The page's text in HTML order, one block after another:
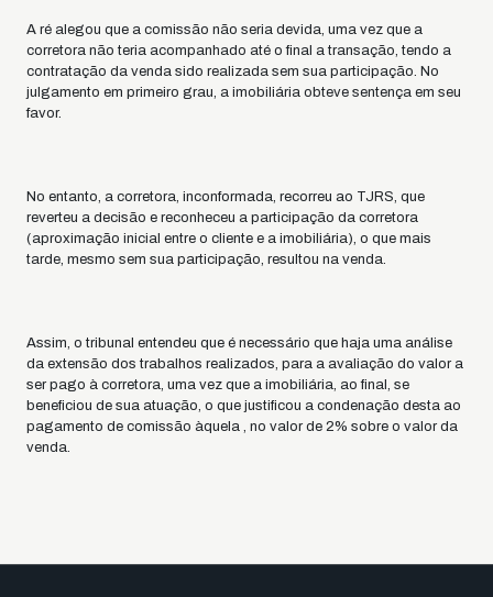
A ré alegou que a comissão não seria devida, uma vez que a
corretora não teria acompanhado até o final a transação, tendo a
contratação da venda sido realizada sem sua participação. No
julgamento em primeiro grau, a imobiliária obteve sentença em seu
favor.
No entanto, a corretora, inconformada, recorreu ao TJRS, que
reverteu a decisão e reconheceu a participação da corretora
(aproximação inicial entre o cliente e a imobiliária), o que mais
tarde, mesmo sem sua participação, resultou na venda.
Assim, o tribunal entendeu que é necessário que haja uma análise
da extensão dos trabalhos realizados, para a avaliação do valor a
ser pago à corretora, uma vez que a imobiliária, ao final, se
beneficiou de sua atuação, o que justificou a condenação desta ao
pagamento de comissão àquela , no valor de 2% sobre o valor da
venda.